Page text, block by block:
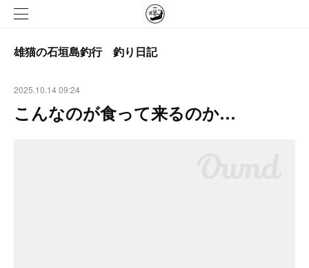
雄猫の石垣島釣行 釣り日記
2025.10.14 09:24
こんなのが食って来るのか…